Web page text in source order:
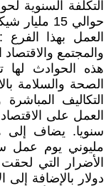
التكلفة السنوية
حوالي 15
العمل بهذا
والمجتمع
هذه الحوادث لها
الصحة والسلامة
التكاليف
سنويا. يضاف إلى
مليوني يوم عمل
دولار بالإضافة